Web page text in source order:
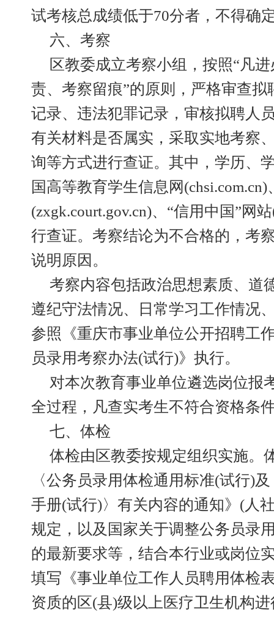
试考核总成绩低于70分者，不得确
六、考察
区教委成立考察小组，按照“凡
责、考察留痕”的原则，严格审查
记录、违法犯罪记录，审核拟聘人
有关材料是否属实，采取实地考察
询等方式进行查证。其中，学历、
国高等教育学生信息网
(zxgk.court.gov.cn)、“信用中国”网
行查证。考察结论为不合格的，考
说明原因。
考察内容包括政治思想素质、道
遵纪守法情况、日常学习工作情况
参照《重庆市事业单位公开招聘工
员录用考察办法(试行)》执行。
对本次教育事业单位遴选岗位报
全过程，凡查实考生不符合资格条
七、体检
体检由区教委按规定组织实施。
〈公务员录用体检通用标准(试行)
手册(试行)〉有关内容的通知》(人
规定，以及国家关于调整公务员录
的最新要求等，结合本行业或岗位
填写《事业单位工作人员聘用体检
资质的区(县)级以上医疗卫生机构